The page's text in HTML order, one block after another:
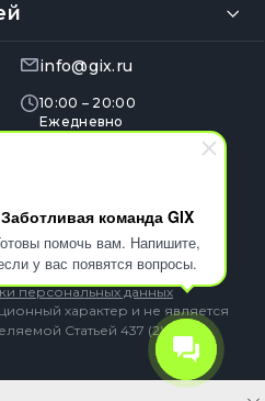
Заботливая команда GIX
помочь вам. Напишите,
у вас появятся вопросы.
info@gix.ru
10:00 – 20:00
Ежедневно
характер и не является
Статьей 437 (2) ГК РФ
персональных данных